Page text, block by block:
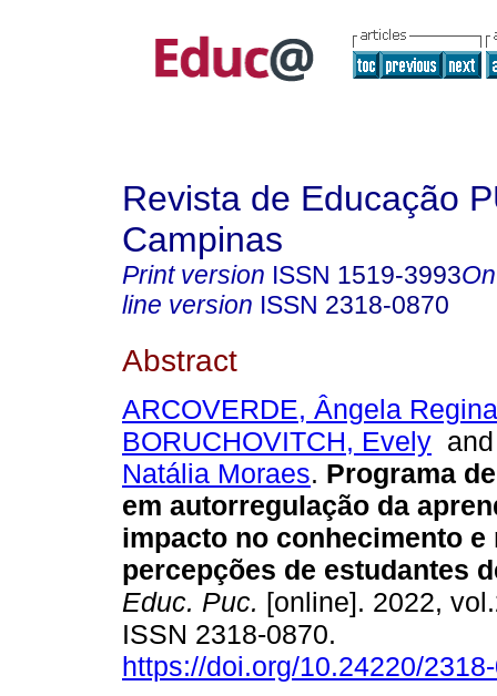
Revista de Educação
Campinas
Print version ISSN 1519-3993
line version ISSN 2318-0870
Abstract
ARCOVERDE, Ângela
BORUCHOVITCH, Evely
Natália Moraes. Programa
em autorregulação da
impacto no conhecimento e
percepções de estudantes
Educ. Puc. [online]. 2022,
ISSN 2318-0870.
https://doi.org/10.24220/